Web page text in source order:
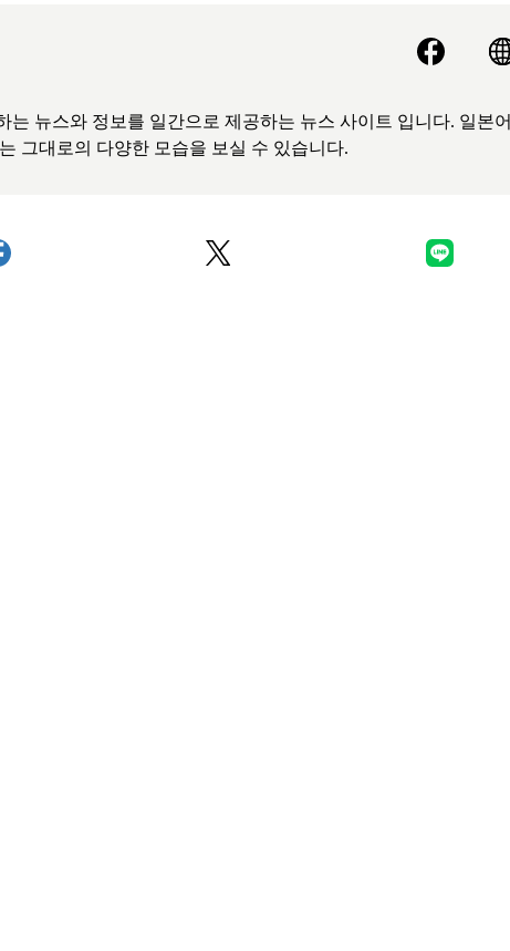
는 뉴스와 정보를 일간으로 제공하는 뉴스 사이트 입니다. 일본어
그대로의 다양한 모습을 보실 수 있습니다.